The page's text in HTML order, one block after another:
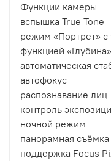
Функции камеры
вспышка True Tone
режим «Портрет»
функцией «Глубина»
автоматическая
автофокус
распознавание лиц
контроль
ночной режим
панорамная съёмка
поддержка Focus